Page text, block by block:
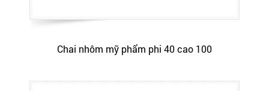
Chai nhôm mỹ phẩm phi 40 cao 100